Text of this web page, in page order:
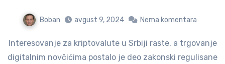
Boban avgust 9, 2024 Nema komentara
digitalnim novčićima postalo je deo zakonski regulisane